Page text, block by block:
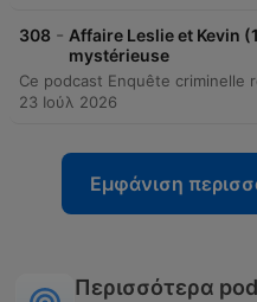
308 - Affaire Leslie et Kevin
mystérieuse
23 Ιούλ 2026
Εμφάνιση
Περισσότερα